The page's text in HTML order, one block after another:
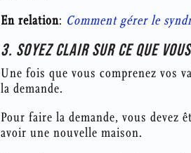
En relation: Comment gérer le
3. SOYEZ CLAIR SUR CE QUE
Une fois que vous comprenez vos
la demande.
Pour faire la demande, vous devez
avoir une nouvelle maison.